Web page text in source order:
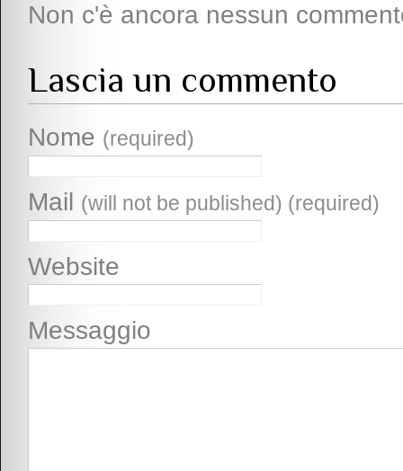
Non c'è ancora nessun
Lascia un commento
Nome (required)
Mail (will not be published) (required)
Website
Messaggio